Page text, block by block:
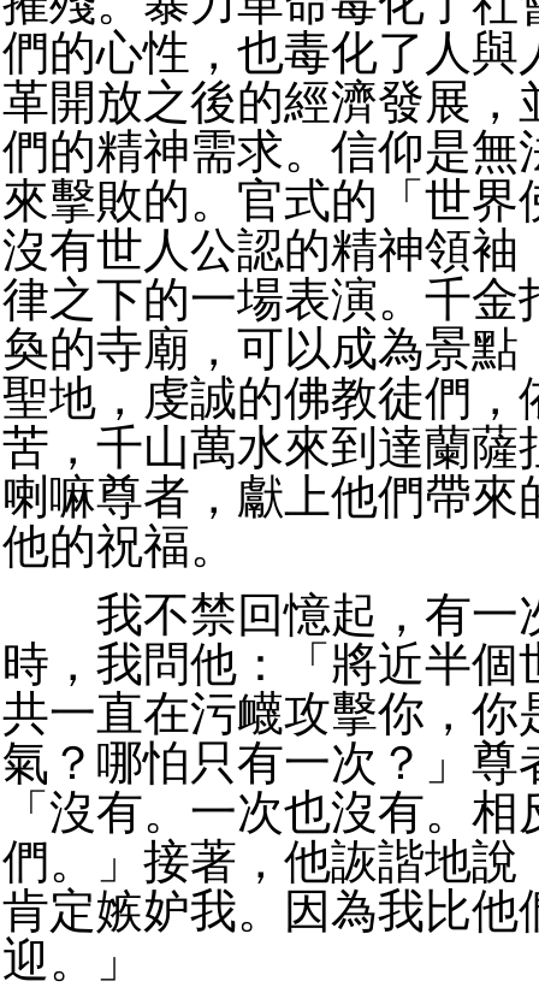
們的心性，也毒化了人與
革開放之後的經濟發展，
們的精神需求。信仰是無
來擊敗的。官式的「世界
沒有世人公認的精神領袖
律之下的一場表演。千金
奐的寺廟，可以成為景點
聖地，虔誠的佛教徒們，
苦，千山萬水來到達蘭薩
喇嘛尊者，獻上他們帶來
他的祝福。
我不禁回憶起，有一
時，我問他：「將近半個
共一直在污衊攻擊你，你
氣？哪怕只有一次？」尊
「沒有。一次也沒有。
們。」接著，他詼諧地說
肯定嫉妒我。因為我比他
迎。」